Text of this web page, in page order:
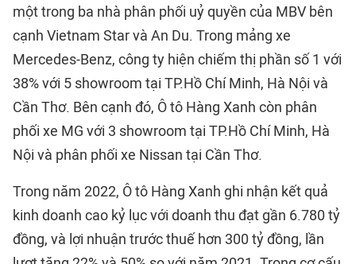
một trong ba nhà phân phối uỷ quyền của MBV bên
cạnh Vietnam Star và An Du. Trong mảng xe
Mercedes-Benz, công ty hiện chiếm thị phần số 1 với
38% với 5 showroom tại TP.Hồ Chí Minh, Hà Nội và
Cần Thơ. Bên cạnh đó, Ô tô Hàng Xanh còn phân
phối xe MG với 3 showroom tại TP.Hồ Chí Minh, Hà
Nội và phân phối xe Nissan tại Cần Thơ.
Trong năm 2022, Ô tô Hàng Xanh ghi nhận kết quả
kinh doanh cao kỷ lục với doanh thu đạt gần 6.780 tỷ
đồng, và lợi nhuận trước thuế hơn 300 tỷ đồng, lần